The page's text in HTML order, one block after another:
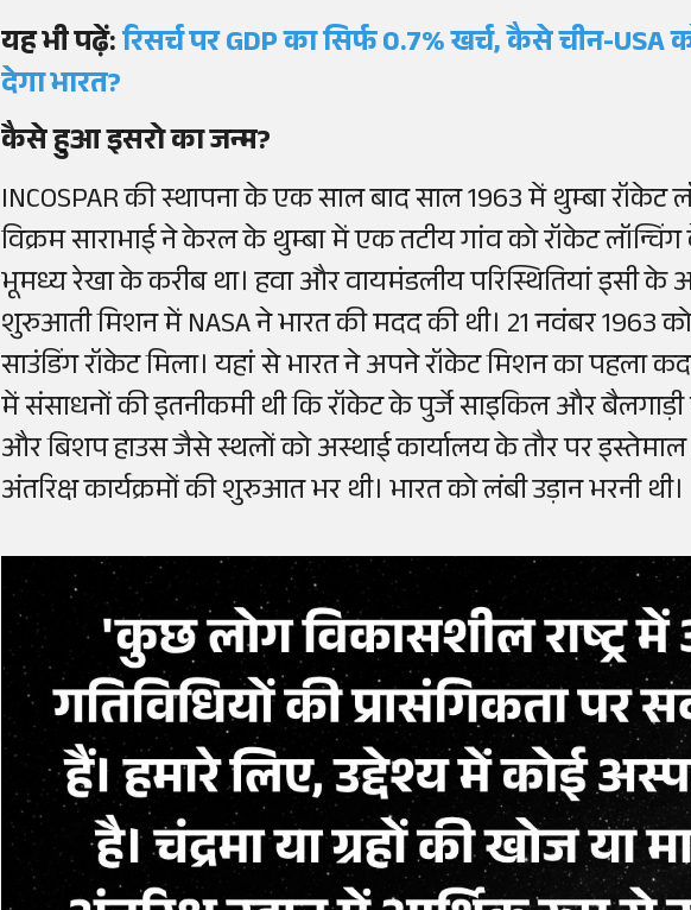
यह भी पढ़ें:रिसर्च पर GDP का सिर्फ 0.7% खर्च, कैसे चीन-USA
देगा भारत?
कैसे हुआ इसरो का जन्म?
INCOSPAR की स्थापना के एक साल बाद साल 1963 में थुम्बा रॉकेट
विक्रम साराभाई ने केरल के थुम्बा में एक तटीय गांव को रॉकेट
भूमध्य रेखा के करीब था। हवा और वायमंडलीय परिस्थितियां इसी
शुरुआती मिशन में NASA ने भारत की मदद की थी। 21 नवंबर 1963
साउंडिंग रॉकेट मिला। यहां से भारत ने अपने रॉकेट मिशन का पहला
में संसाधनों की इतनीकमी थी कि रॉकेट के पुर्जे साइकिल और बैलगाड़ी
और बिशप हाउस जैसे स्थलों को अस्थाई कार्यालय के तौर पर इस्तेमाल
अंतरिक्ष कार्यक्रमों की शुरुआत भर थी। भारत को लंबी उड़ान भरनी थी।